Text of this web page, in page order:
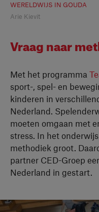
WERELDWIJS IN GOUDA
Arie Kievit
Vraag naar
Met het programma
sport-, spel- en
kinderen in
Nederland.
moeten omgaan met
stress. In het
methodiek groot.
partner CED-Groep
Nederland in gestart.